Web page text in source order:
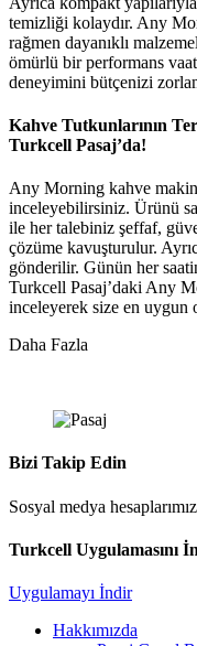
temizliği kolaydır. Any
rağmen dayanıklı
ömürlü bir performans
deneyimini bütçenizi
Kahve Tutkunlarının
Turkcell Pasaj’da!
Any Morning kahve
inceleyebilirsiniz. Ürünü
ile her talebiniz şeffaf,
çözüme kavuşturulur.
gönderilir. Günün her
Turkcell Pasaj’daki Any
inceleyerek size en uygun
Daha Fazla
Bizi Takip Edin
Sosyal medya
Turkcell Uygulamasını
Uygulamayı İndir
Hakkımızda